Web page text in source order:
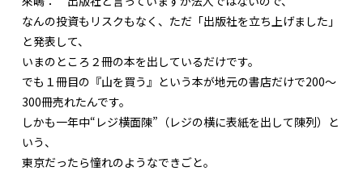
なんの投資もリスクもなく、ただ「出版社を立ち上げました」
と発表して、
いまのところ２冊の本を出しているだけです。
でも１冊目の『山を買う』という本が地元の書店だけで200～
300冊売れたんです。
しかも一年中“レジ横面陳”（レジの横に表紙を出して陳列）と
いう、
東京だったら憧れのようなできごと。